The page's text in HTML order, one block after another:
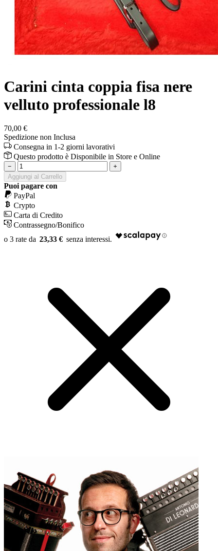
Carini cinta coppia fisa nere
velluto professionale l8
70,00 €
Spedizione non Inclusa
Consegna in 1-2 giorni lavorativi
Questo prodotto è Disponibile in Store e Online
−
+
Aggiungi al Carrello
Puoi pagare con
PayPal
Crypto
Carta di Credito
Contrassegno/Bonifico
23,33 €